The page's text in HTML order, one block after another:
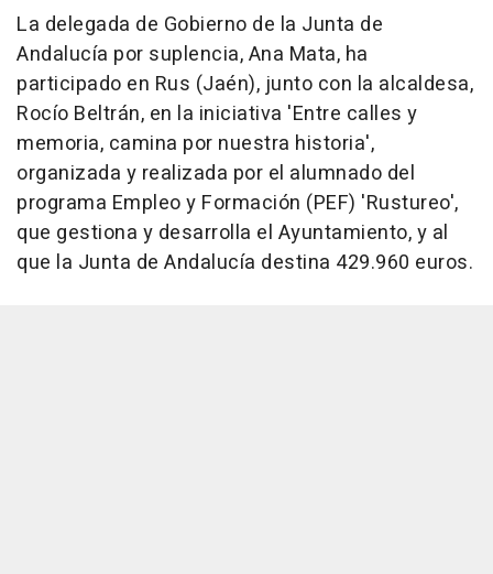
La delegada de Gobierno de la Junta de
Andalucía por suplencia, Ana Mata, ha
participado en Rus (Jaén), junto con la alcaldesa,
Rocío Beltrán, en la iniciativa 'Entre calles y
memoria, camina por nuestra historia',
organizada y realizada por el alumnado del
programa Empleo y Formación (PEF) 'Rustureo',
que gestiona y desarrolla el Ayuntamiento, y al
que la Junta de Andalucía destina 429.960 euros.